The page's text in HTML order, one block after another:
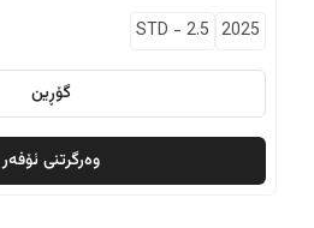
2025
STD - 2.5
گۆڕین
وەرگرتنی ئۆفەر